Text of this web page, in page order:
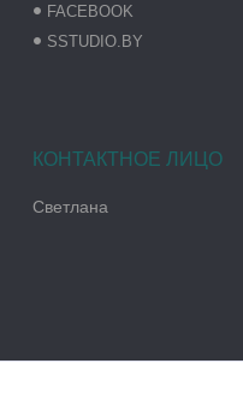
FACEBOOK
SSTUDIO.BY
Светлана